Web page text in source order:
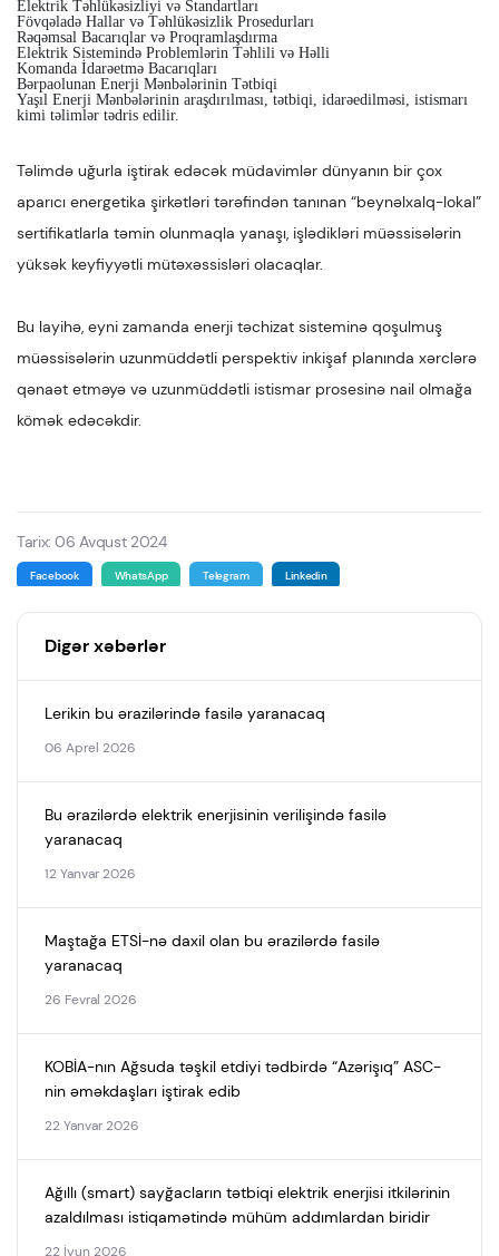
Elektrik Təhlükəsizliyi və Standartları
Fövqəladə Hallar və Təhlükəsizlik Prosedurları
Rəqəmsal Bacarıqlar və Proqramlaşdırma
Elektrik Sistemində Problemlərin Təhlili və Həlli
Komanda İdarəetmə Bacarıqları
Bərpaolunan Enerji Mənbələrinin Tətbiqi
Yaşıl Enerji Mənbələrinin araşdırılması, tətbiqi, idarəedilməsi, istismarı
kimi təlimlər tədris edilir.
Təlimdə uğurla iştirak edəcək müdavimlər dünyanın bir çox
aparıcı energetika şirkətləri tərəfindən tanınan “beynəlxalq-lokal”
sertifikatlarla təmin olunmaqla yanaşı, işlədikləri müəssisələrin
yüksək keyfiyyətli mütəxəssisləri olacaqlar.
Bu layihə, eyni zamanda enerji təchizat sisteminə qoşulmuş
müəssisələrin uzunmüddətli perspektiv inkişaf planında xərclərə
qənaət etməyə və uzunmüddətli istismar prosesinə nail olmağa
kömək edəcəkdir.
Tarix: 06 Avqust 2024
Facebook WhatsApp Telegram Linkedin
Digər xəbərlər
Lerikin bu ərazilərində fasilə yaranacaq
06 Aprel 2026
Bu ərazilərdə elektrik enerjisinin verilişində fasilə
yaranacaq
12 Yanvar 2026
Maştağa ETSİ-nə daxil olan bu ərazilərdə fasilə
yaranacaq
26 Fevral 2026
KOBİA-nın Ağsuda təşkil etdiyi tədbirdə “Azərişıq” ASC-
nin əməkdaşları iştirak edib
22 Yanvar 2026
Ağıllı (smart) sayğacların tətbiqi elektrik enerjisi itkilərinin
azaldılması istiqamətində mühüm addımlardan biridir
22 İyun 2026